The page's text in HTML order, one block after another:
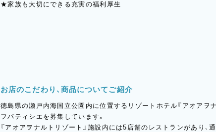
★家族も大切にできる充実の福利厚生
お店のこだわり、商品についてご紹介
徳島県の瀬戸内海国立公園内に位置するリゾートホテル『アオアヲ
フパティシエを募集しています。
『アオアヲナルトリゾート』施設内には5店舗のレストランがあり、